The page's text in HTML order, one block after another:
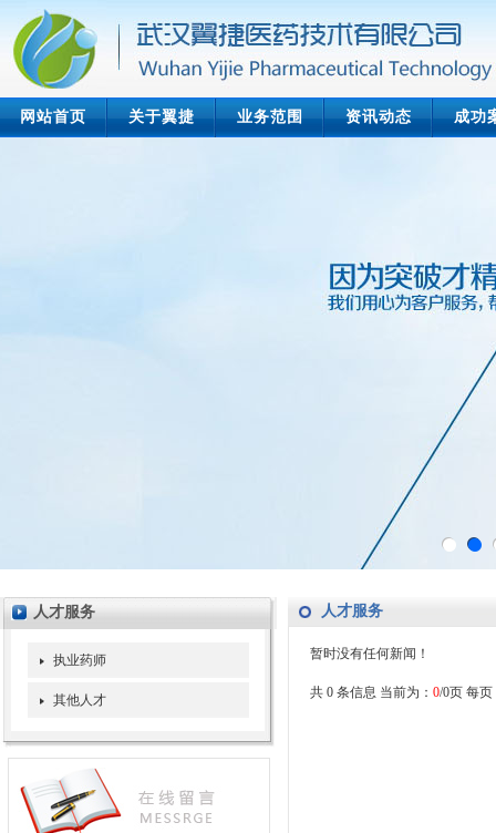
网站首页 关于翼捷 业务范围 资讯动态 成功
人才服务
执业药师
其他人才
人才服务
暂时没有任何新闻！
共 0 条信息 当前为： 0/0页 每页